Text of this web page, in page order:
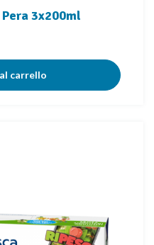
3x200ml
carrello